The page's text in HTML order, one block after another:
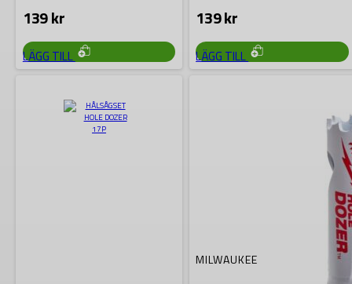
139kr
LÄGG TILL
139kr
LÄGG TILL
MILWAUKEE